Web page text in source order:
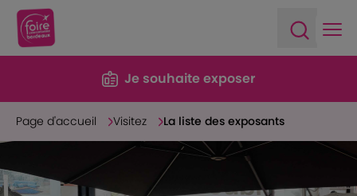
Je souhaite exposer
Page d'accueil Visitez La liste des exposants